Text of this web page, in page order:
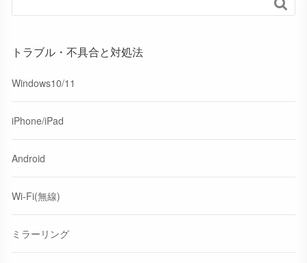

トラブル・不具合と対処法
Windows10/11
iPhone/iPad
Android
Wi-Fi(無線)
ミラーリング